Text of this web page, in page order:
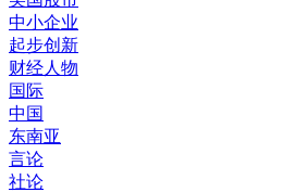
中小企业
起步创新
财经人物
国际
中国
东南亚
言论
社论